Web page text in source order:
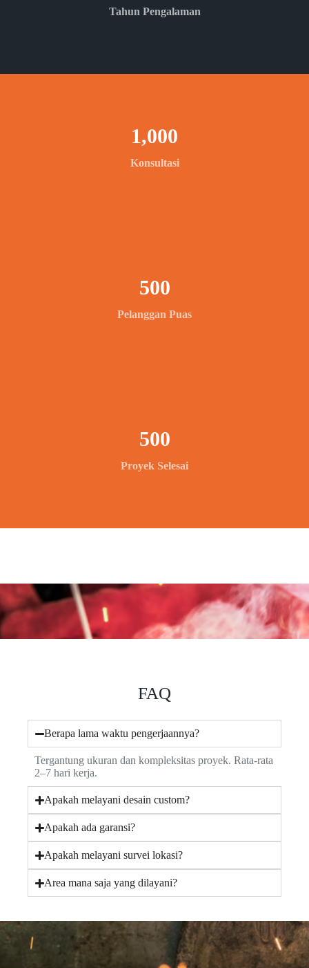
Tahun Pengalaman
Konsultasi
1,000
Pelanggan Puas
500
Proyek Selesai
500
FAQ
Berapa lama waktu pengerjaannya?
Tergantung ukuran dan kompleksitas proyek. Rata-rata
2–7 hari kerja.
Apakah melayani desain custom?
Apakah ada garansi?
Apakah melayani survei lokasi?
Area mana saja yang dilayani?